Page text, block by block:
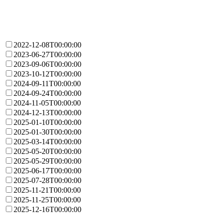
2022-12-08T00:00:00
2023-06-27T00:00:00
2023-09-06T00:00:00
2023-10-12T00:00:00
2024-09-11T00:00:00
2024-09-24T00:00:00
2024-11-05T00:00:00
2024-12-13T00:00:00
2025-01-10T00:00:00
2025-01-30T00:00:00
2025-03-14T00:00:00
2025-05-20T00:00:00
2025-05-29T00:00:00
2025-06-17T00:00:00
2025-07-28T00:00:00
2025-11-21T00:00:00
2025-11-25T00:00:00
2025-12-16T00:00:00